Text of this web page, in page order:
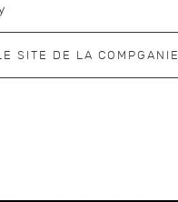
SITE DE LA COMPGANIE